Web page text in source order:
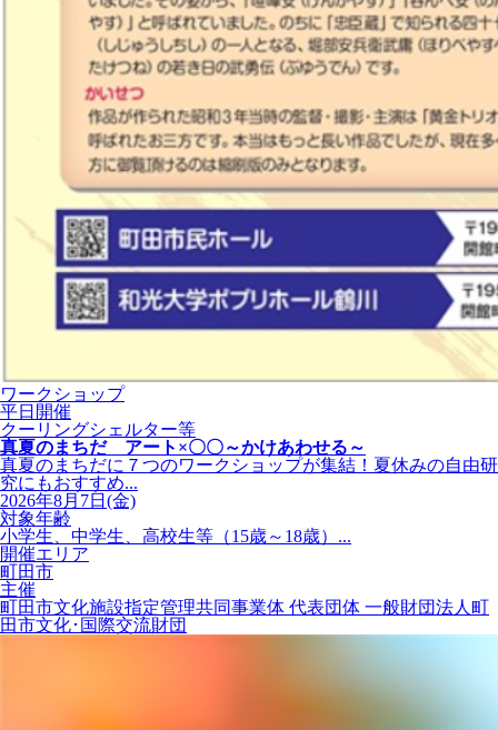
ワークショップ
平日開催
クーリングシェルター等
真夏のまちだ アート×〇〇～かけあわせる～
真夏のまちだに７つのワークショップが集結！夏休みの自由研
究にもおすすめ...
2026年8月7日(金)
対象年齢
小学生、中学生、高校生等（15歳～18歳）...
開催エリア
町田市
主催
町田市文化施設指定管理共同事業体 代表団体 一般財団法人町
田市文化･国際交流財団